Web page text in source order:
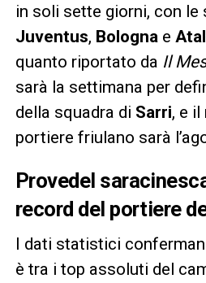
in soli sette giorni, con le
Juventus, Bologna e
quanto riportato da Il
sarà la settimana per
della squadra di Sarri, e
portiere friulano sarà
Provedel
record del portiere
I dati statistici
è tra i top assoluti del